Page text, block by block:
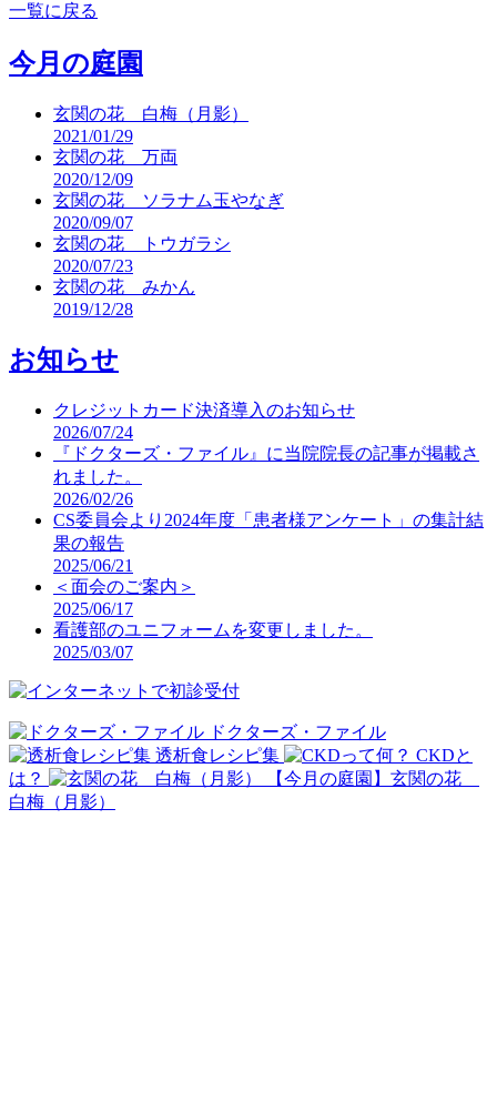
一覧に戻る
今月の庭園
玄関の花 白梅（月影）
2021/01/29
玄関の花 万両
2020/12/09
玄関の花 ソラナム玉やなぎ
2020/09/07
玄関の花 トウガラシ
2020/07/23
玄関の花 みかん
2019/12/28
お知らせ
クレジットカード決済導入のお知らせ
2026/07/24
『ドクターズ・ファイル』に当院院長の記事が掲載さ
れました。
2026/02/26
CS委員会より2024年度「患者様アンケート」の集計結
果の報告
2025/06/21
＜面会のご案内＞
2025/06/17
看護部のユニフォームを変更しました。
2025/03/07
ドクターズ・ファイル
透析食レシピ集
CKDと
は？
【今月の庭園】玄関の花
白梅（月影）